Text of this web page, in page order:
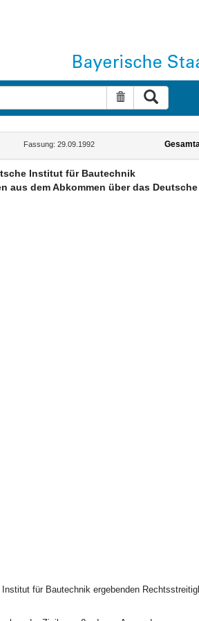
Suche
Fassung: 29.09.1992
Institut für Bautechnik
aus dem Abkommen über das
für Bautechnik ergebenden